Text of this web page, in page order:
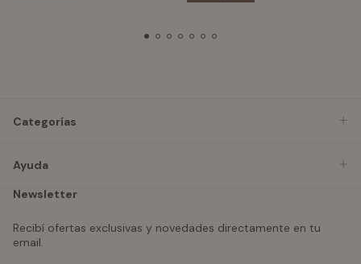
Categorías
Ayuda
Newsletter
Recibí ofertas exclusivas y novedades directamente en tu
email.